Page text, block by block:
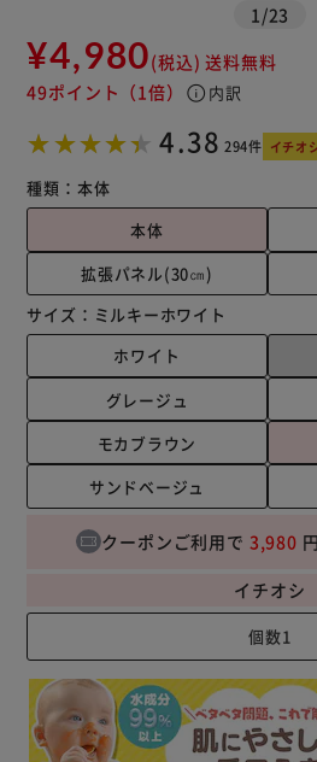
1 /23
¥4,980(税込) 送料無料
49ポイント （1倍） info 内訳
4.38 294件 イチオ
種類： 本体
本体
拡張パネル(30㎝)
サイズ： ミルキーホワイト
ホワイト
グレージュ
モカブラウン
サンドベージュ
クーポンご利用で 3,980
イチオシ